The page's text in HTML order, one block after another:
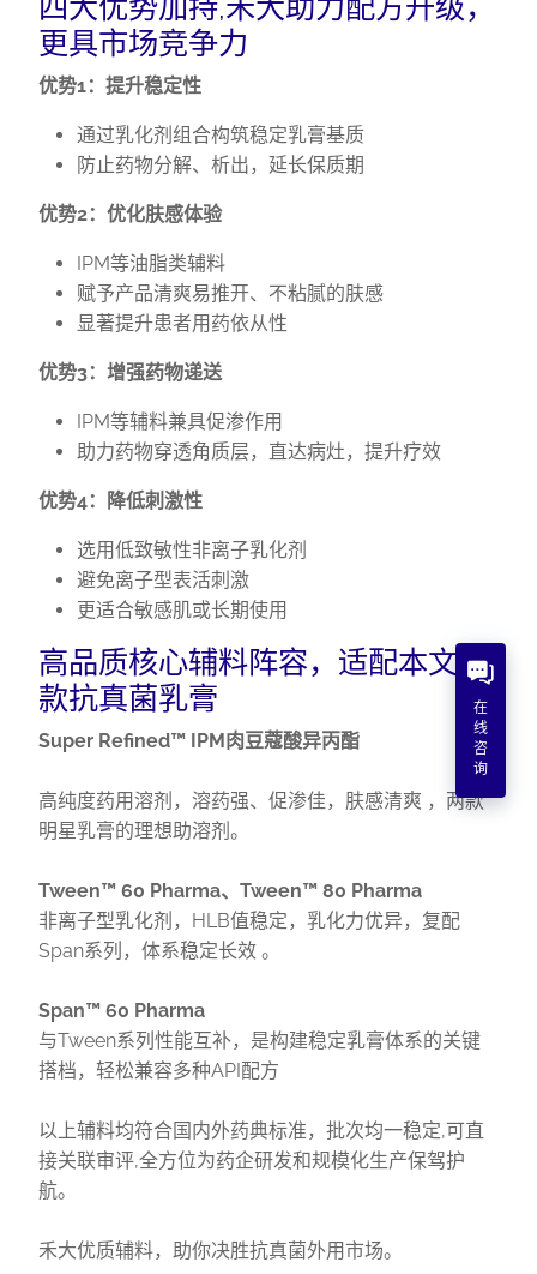
四大优势加持,禾大助力配方升级，
更具市场竞争力
优势1：提升稳定性
通过乳化剂组合构筑稳定乳膏基质
防止药物分解、析出，延长保质期
优势2：优化肤感体验
IPM等油脂类辅料
赋予产品清爽易推开、不粘腻的肤感
显著提升患者用药依从性
优势3：增强药物递送
IPM等辅料兼具促渗作用
助力药物穿透角质层，直达病灶，提升疗效
优势4：降低刺激性
选用低致敏性非离子乳化剂
避免离子型表活刺激
更适合敏感肌或长期使用
高品质核心辅料阵容，适配本文两
款抗真菌乳膏
Super Refined™ IPM肉豆蔻酸异丙酯
高纯度药用溶剂，溶药强、促渗佳，肤感清爽 ，两款
明星乳膏的理想助溶剂。
Tween™ 60 Pharma、Tween™ 80 Pharma
非离子型乳化剂，HLB值稳定，乳化力优异，复配
Span系列，体系稳定长效 。
Span™ 60 Pharma
与Tween系列性能互补，是构建稳定乳膏体系的关键
搭档，轻松兼容多种API配方
以上辅料均符合国内外药典标准，批次均一稳定,可直
接关联审评,全方位为药企研发和规模化生产保驾护
航。
禾大优质辅料，助你决胜抗真菌外用市场。
在
线
咨
询